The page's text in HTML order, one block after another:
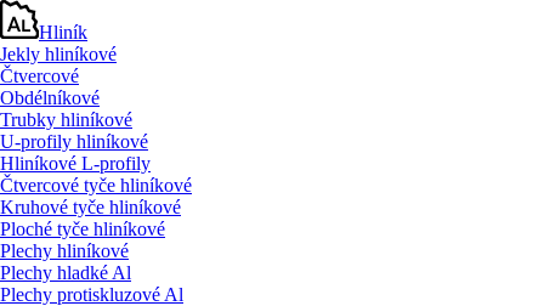
Hliník
Jekly hliníkové
Čtvercové
Obdélníkové
Trubky hliníkové
U-profily hliníkové
Hliníkové L-profily
Čtvercové tyče hliníkové
Kruhové tyče hliníkové
Ploché tyče hliníkové
Plechy hliníkové
Plechy hladké Al
Plechy protiskluzové Al